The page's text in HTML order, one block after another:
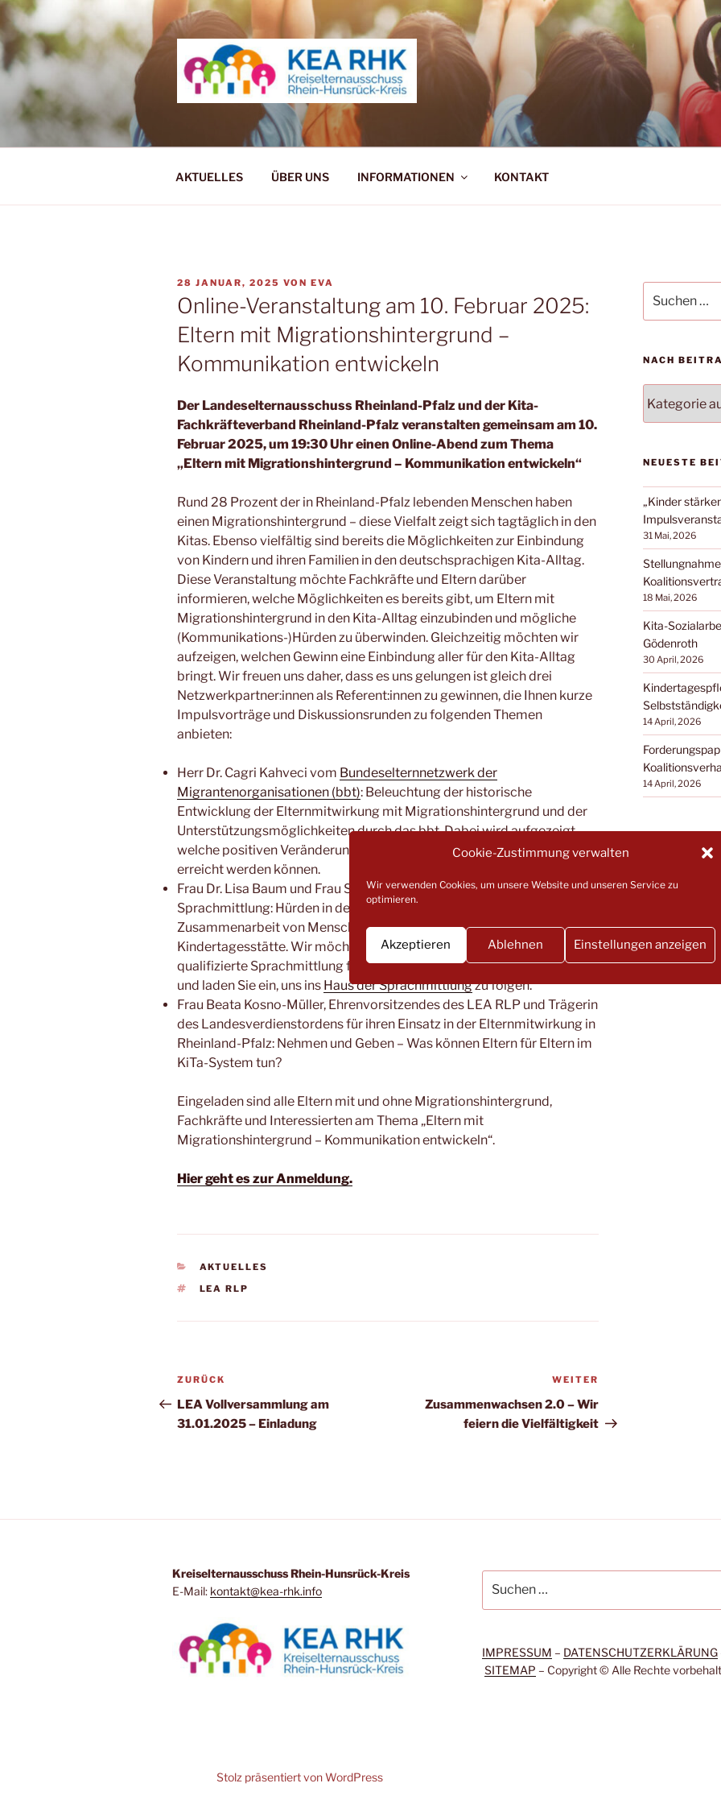
Cookie-Zustimmung verwalten
Wir verwenden Cookies, um unsere Website und unseren Service zu
optimieren.
Akzeptieren Ablehnen Einstellungen anzeigen
Zum
Inhalt
springen
KREISELTERNAUSSCHUSS
KREIS
AKTUELLES ÜBER UNS INFORMATIONEN KONTAKT
VERÖFFENTLICHT
AM
28 JANUAR, 2025 VON EVA
Online-Veranstaltung am 10. Februar 2025:
Eltern mit Migrationshintergrund –
Kommunikation entwickeln
Der Landeselternausschuss Rheinland-Pfalz und der Kita-
Fachkräfteverband Rheinland-Pfalz veranstalten gemeinsam am 10.
Februar 2025, um 19:30 Uhr einen Online-Abend zum Thema
„Eltern mit Migrationshintergrund – Kommunikation entwickeln“
Rund 28 Prozent der in Rheinland-Pfalz lebenden Menschen haben
einen Migrationshintergrund – diese Vielfalt zeigt sich tagtäglich in den
Kitas. Ebenso vielfältig sind bereits die Möglichkeiten zur Einbindung
von Kindern und ihren Familien in den deutschsprachigen Kita-Alltag.
Diese Veranstaltung möchte Fachkräfte und Eltern darüber
informieren, welche Möglichkeiten es bereits gibt, um Eltern mit
Migrationshintergrund in den Kita-Alltag einzubinden und mögliche
(Kommunikations-)Hürden zu überwinden. Gleichzeitig möchten wir
aufzeigen, welchen Gewinn eine Einbindung aller für den Kita-Alltag
bringt. Wir freuen uns daher, dass es uns gelungen ist gleich drei
Netzwerkpartner:innen als Referent:innen zu gewinnen, die Ihnen kurze
Impulsvorträge und Diskussionsrunden zu folgenden Themen
anbieten:
Herr Dr. Cagri Kahveci vom Bundeselternnetzwerk der
Migrantenorganisationen (bbt): Beleuchtung der historische
Entwicklung der Elternmitwirkung mit Migrationshintergrund und der
Unterstützungsmöglichkeiten durch das bbt. Dabei wird aufgezeigt,
welche positiven Veränderungen durch gezielte Elternbeteiligung
erreicht werden können.
Frau Dr. Lisa Baum und Frau Sandra Küchler vom Haus der
Sprachmittlung: Hürden in der Kommunikation können Teilhabe und
Zusammenarbeit von Menschen erschweren – auch in der
Kindertagesstätte. Wir möchten Ihnen zeigen, wie positiv sich
qualifizierte Sprachmittlung für alle Personen in Kitas auswirken kann
und laden Sie ein, uns ins Haus der Sprachmittlungzu folgen.
Frau Beata Kosno-Müller, Ehrenvorsitzendes des LEA RLP und Trägerin
des Landesverdienstordens für ihren Einsatz in der Elternmitwirkung in
Rheinland-Pfalz: Nehmen und Geben – Was können Eltern für Eltern im
KiTa-System tun?
Eingeladen sind alle Eltern mit und ohne Migrationshintergrund,
Fachkräfte und Interessierten am Thema „Eltern mit
Migrationshintergrund – Kommunikation entwickeln“.
Hier geht es zur Anmeldung.
KATEGORIEN
AKTUELLES
SCHLAGWÖRTER
LEA RLP
Beitragsnavigation
Vorheriger
Beitrag
ZURÜCK
LEA Vollversammlung am
31.01.2025 – Einladung
Beitrag
WEITER
Zusammenwachsen 2.0 – Wir
feiern die Vielfältigkeit
nach:
NACH
FILTERN:
NEUESTE
„Kinder
31 Mai, 2026
18 Mai, 2026
Kita-
Gödenroth
30 April, 2026
14 April, 2026
14 April, 2026
Kreiselternausschuss Rhein-Hunsrück-Kreis
E-Mail: kontakt@kea-rhk.info
nach:
IMPRESSUM – DATENSCHUTZERKLÄRUNG
SITEMAP – Copyright © Alle Rechte
Stolz präsentiert von WordPress